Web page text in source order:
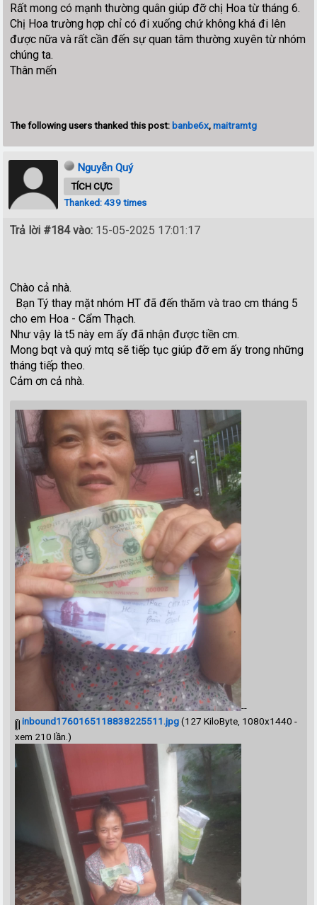
Rất mong có mạnh thường quân giúp đỡ chị Hoa từ tháng 6.
Chị Hoa trường hợp chỉ có đi xuống chứ không khá đi lên
được nữa và rất cần đến sự quan tâm thường xuyên từ nhóm
chúng ta.
Thân mến
The following users thanked this post:banbe6x,maitramtg
Nguyễn Quý
TÍCH CỰC
Thanked: 439 times
Trả lời #184 vào: 15-05-2025 17:01:17
Chào cả nhà.
Bạn Tý thay mặt nhóm HT đã đến thăm và trao cm tháng 5
cho em Hoa - Cẩm Thạch.
Như vậy là t5 này em ấy đã nhận được tiền cm.
Mong bqt và quý mtq sẽ tiếp tục giúp đỡ em ấy trong những
tháng tiếp theo.
Cảm ơn cả nhà.
--
inbound1760165118838225511.jpg(127 KiloByte, 1080x1440 -
xem 210 lần.)